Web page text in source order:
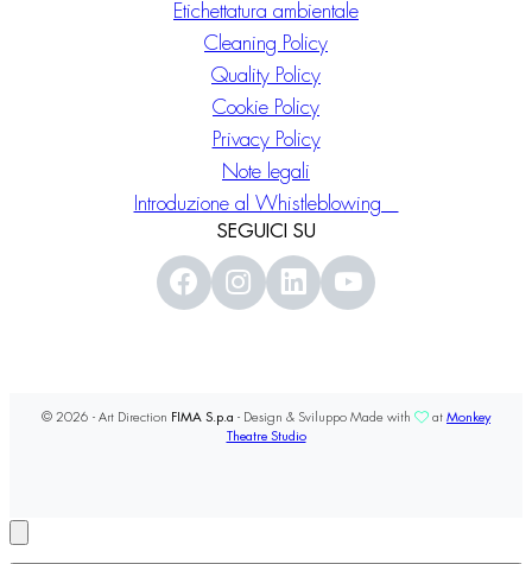
Etichettatura ambientale
Cleaning Policy
Quality Policy
Cookie Policy
Privacy Policy
Note legali
Introduzione al Whistleblowing
SEGUICI SU
© 2026 - Art Direction FIMA S.p.a - Design & Sviluppo Made with at Monkey
Theatre Studio